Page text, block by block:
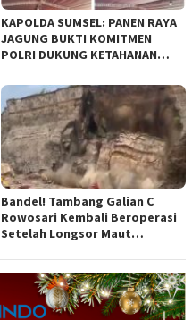
KAPOLDA SUMSEL: PANEN RAYA
JAGUNG BUKTI KOMITMEN
POLRI DUKUNG KETAHANAN
Bandel! Tambang Galian C
Rowosari Kembali Beroperasi
Setelah Longsor Maut